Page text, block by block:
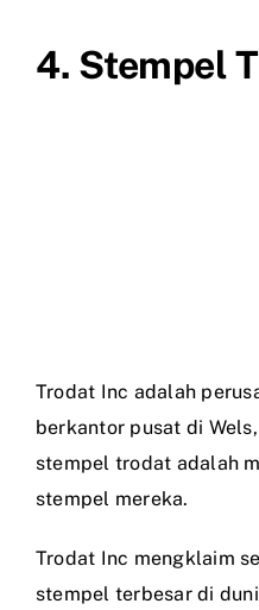
4. Stempel
Trodat Inc adalah
berkantor pusat di
stempel trodat adalah
stempel mereka.
Trodat Inc mengklaim
stempel terbesar di